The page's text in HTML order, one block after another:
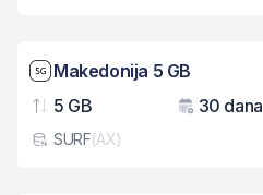
Brzina mreže: 5G
Makedonija 5 GB
Podaci
5 GB
Važenje
30 dana
Tip eSIM kartice
SURF(AX)